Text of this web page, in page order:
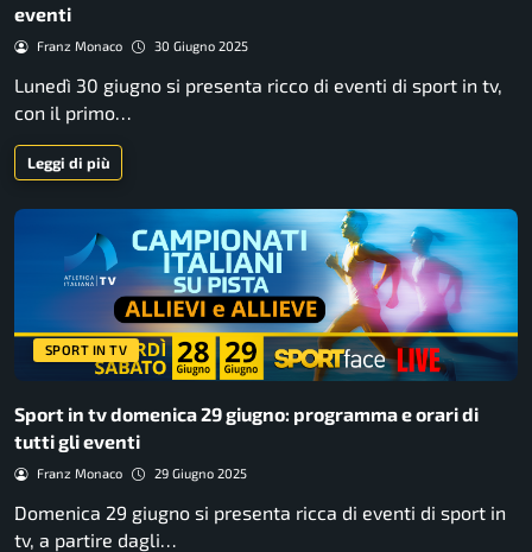
eventi
Franz Monaco 30 Giugno 2025
Lunedì 30 giugno si presenta ricco di eventi di sport in tv,
con il primo…
Leggi di più
SPORT IN TV
Sport in tv domenica 29 giugno: programma e orari di
tutti gli eventi
Franz Monaco 29 Giugno 2025
Domenica 29 giugno si presenta ricca di eventi di sport in
tv, a partire dagli…